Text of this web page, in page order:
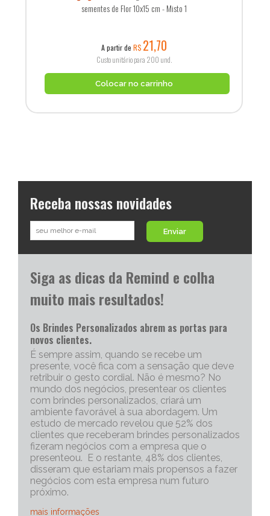
sementes de Flor 10x15 cm - Misto 1
A partir de R$ 21,70
Custo unitário para 200 und.
Colocar no carrinho
Receba nossas novidades
Enviar
Siga as dicas da Remind e colha
muito mais resultados!
Os Brindes Personalizados abrem as portas para
novos clientes.
É sempre assim, quando se recebe um
presente, você fica com a sensação que deve
retribuir o gesto cordial. Não é mesmo? No
mundo dos negócios, presentear os clientes
com brindes personalizados, criará um
ambiente favorável à sua abordagem. Um
estudo de mercado revelou que 52% dos
clientes que receberam brindes personalizados
fizeram negócios com a empresa que o
presenteou. E o restante, 48% dos clientes,
disseram que estariam mais propensos a fazer
negócios com esta empresa num futuro
próximo.
mais informações